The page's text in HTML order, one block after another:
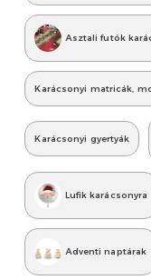
Asztali futók
Karácsonyi matricák,
Karácsonyi gyertyák
Lufik karácsonyra
Adventi naptárak